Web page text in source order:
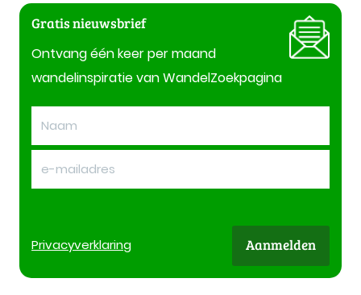
Gratis nieuwsbrief
Ontvang één keer per maand
wandelinspiratie van WandelZoekpagina
Privacyverklaring Aanmelden